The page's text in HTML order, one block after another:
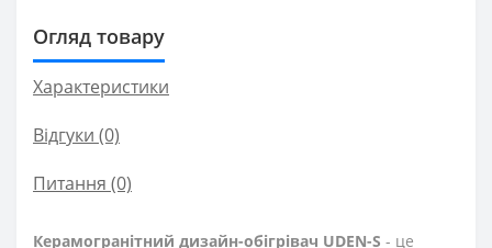
Огляд товару
Характеристики
Відгуки (0)
Питання (0)
Керамогранітний дизайн-обігрівач UDEN-S - це